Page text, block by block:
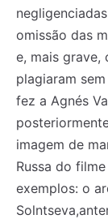
omissão das
e, mais grave,
plagiaram
fez a Agnés
imagem de
Russa do
exemplos: o